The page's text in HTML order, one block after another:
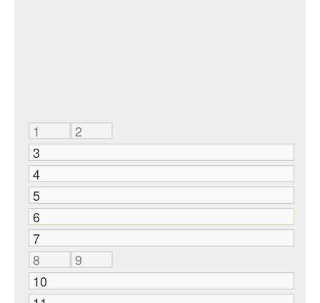
1
2
3
4
5
6
7
8
9
10